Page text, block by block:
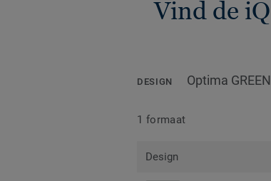
Vind de
DESIGN Optima GREEN
1 formaat
Design